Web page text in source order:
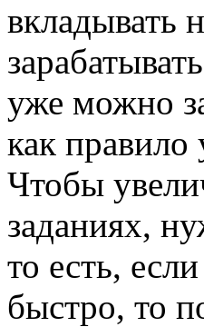
вкладывать
уже можно
как правило
Чтобы
заданиях,
то есть,
быстро, то